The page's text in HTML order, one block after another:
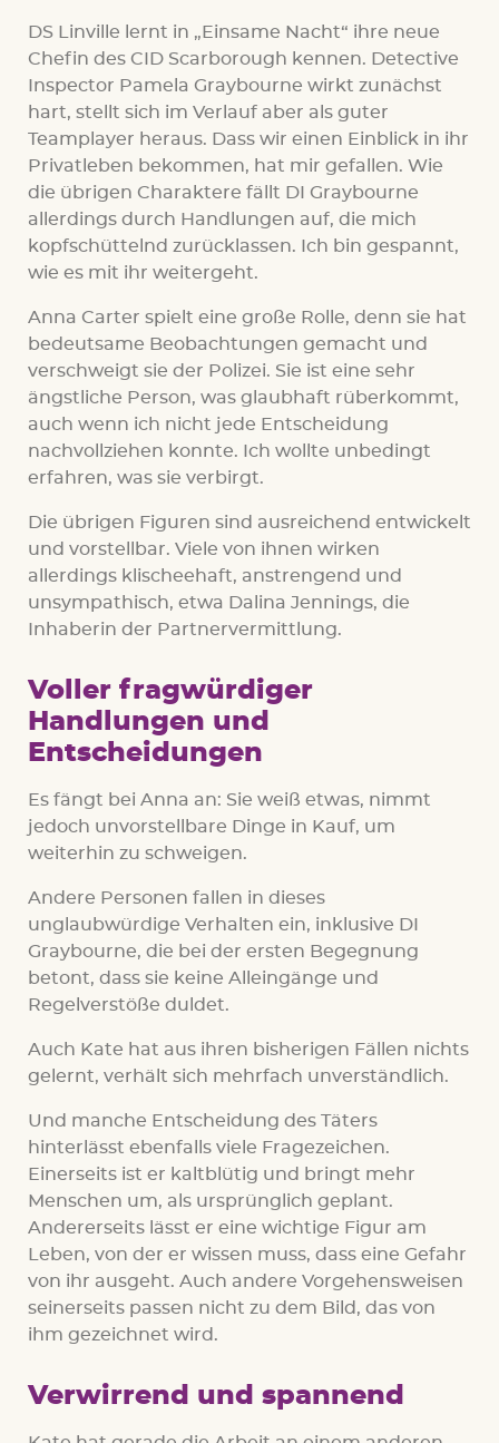
DS Linville lernt in „Einsame Nacht“ ihre neue
Chefin des CID Scarborough kennen. Detective
Inspector Pamela Graybourne wirkt zunächst
hart, stellt sich im Verlauf aber als guter
Teamplayer heraus. Dass wir einen Einblick in ihr
Privatleben bekommen, hat mir gefallen. Wie
die übrigen Charaktere fällt DI Graybourne
allerdings durch Handlungen auf, die mich
kopfschüttelnd zurücklassen. Ich bin gespannt,
wie es mit ihr weitergeht.
Anna Carter spielt eine große Rolle, denn sie hat
bedeutsame Beobachtungen gemacht und
verschweigt sie der Polizei. Sie ist eine sehr
ängstliche Person, was glaubhaft rüberkommt,
auch wenn ich nicht jede Entscheidung
nachvollziehen konnte. Ich wollte unbedingt
erfahren, was sie verbirgt.
Die übrigen Figuren sind ausreichend entwickelt
und vorstellbar. Viele von ihnen wirken
allerdings klischeehaft, anstrengend und
unsympathisch, etwa Dalina Jennings, die
Inhaberin der Partnervermittlung.
Voller fragwürdiger
Handlungen und
Entscheidungen
Es fängt bei Anna an: Sie weiß etwas, nimmt
jedoch unvorstellbare Dinge in Kauf, um
weiterhin zu schweigen.
Andere Personen fallen in dieses
unglaubwürdige Verhalten ein, inklusive DI
Graybourne, die bei der ersten Begegnung
betont, dass sie keine Alleingänge und
Regelverstöße duldet.
Auch Kate hat aus ihren bisherigen Fällen nichts
gelernt, verhält sich mehrfach unverständlich.
Und manche Entscheidung des Täters
hinterlässt ebenfalls viele Fragezeichen.
Einerseits ist er kaltblütig und bringt mehr
Menschen um, als ursprünglich geplant.
Andererseits lässt er eine wichtige Figur am
Leben, von der er wissen muss, dass eine Gefahr
von ihr ausgeht. Auch andere Vorgehensweisen
seinerseits passen nicht zu dem Bild, das von
ihm gezeichnet wird.
Verwirrend und spannend